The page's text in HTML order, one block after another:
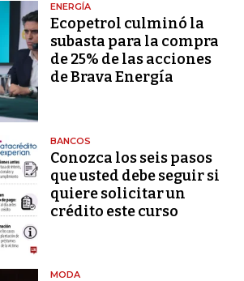
ENERGÍA
Ecopetrol culminó la
subasta para la compra
de 25% de las acciones
de Brava Energía
BANCOS
Conozca los seis pasos
que usted debe seguir si
quiere solicitar un
crédito este curso
MODA